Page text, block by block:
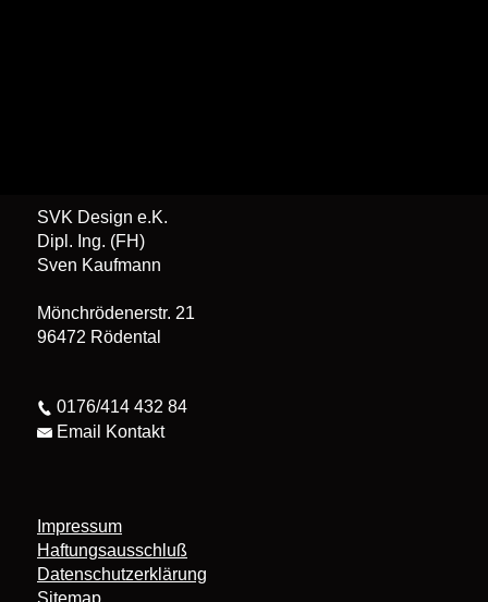
SVK Design e.K.
Dipl. Ing. (FH)
Sven Kaufmann
Mönchrödenerstr. 21
96472 Rödental
0176/414 432 84
Email Kontakt
Impressum
Haftungsausschluß
Datenschutzerklärung